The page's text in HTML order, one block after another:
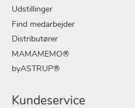
Udstillinger
Find medarbejder
Distributører
MAMAMEMO®
byASTRUP®
Kundeservice